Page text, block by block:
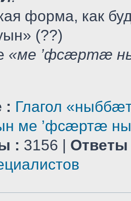
форма, как
(??)
«ме ’фсæртæ
: Глагол
ме ’фсæртæ
: 3156 | Ответы